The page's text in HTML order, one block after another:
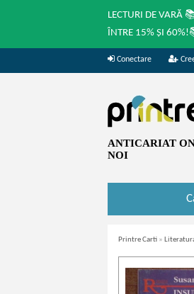
LECTURI DE VARĂ
ÎNTRE 15% ȘI
Conectare
ANTICARIAT
NOI
Printre Carti »